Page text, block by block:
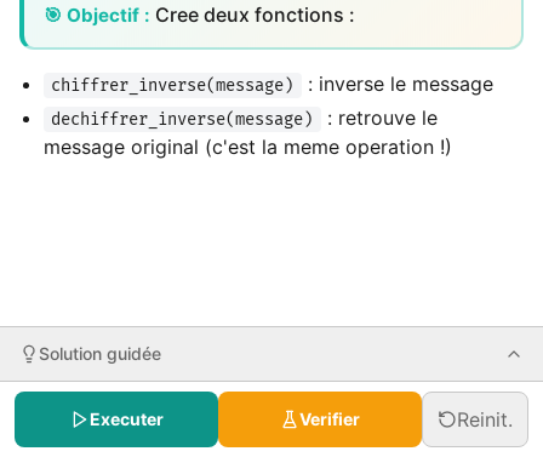
🎯 Objectif : Cree deux fonctions :
chiffrer_inverse(message) : inverse le message
dechiffrer_inverse(message)
: retrouve le
message original (c'est la meme operation !)
Solution guidée
Executer Verifier Reinit.